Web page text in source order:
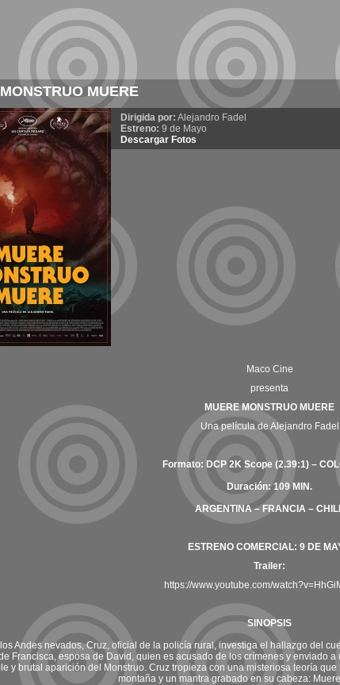
MUERE
Dirigida por: Alejandro Fadel
Estreno: 9 de Mayo
Descargar Fotos
Maco Cine
presenta
MUERE MONSTRUO MUERE
Una película de Alejandro Fadel
Formato: DCP 2K Scope (2.39:1) –
Duración: 109 MIN.
ARGENTINA – FRANCIA –
ESTRENO COMERCIAL: 9 DE
Trailer:
https://www.youtube.com/
SINOPSIS
Andes nevados, Cruz, oficial de la policía rural, investiga el hallazgo del
Francisca, esposa de David, quien es acusado de los crímenes y enviado
y brutal aparición del Monstruo. Cruz tropieza con una misteriosa teoría
montaña y un mantra grabado en su cabeza: